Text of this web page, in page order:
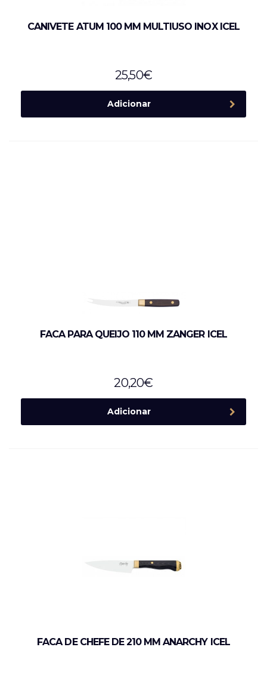
CANIVETE ATUM 100 MM MULTIUSO INOX ICEL
25,50€
Adicionar
FACA PARA QUEIJO 110 MM ZANGER ICEL
20,20€
Adicionar
FACA DE CHEFE DE 210 MM ANARCHY ICEL